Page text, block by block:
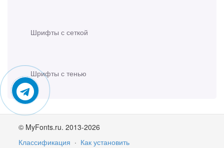
Шрифты с сеткой
Шрифты с тенью
© MyFonts.ru. 2013-2026
Классификация · Как установить